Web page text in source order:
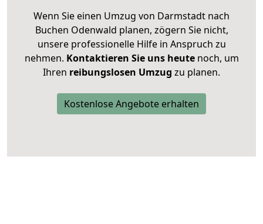
Wenn Sie einen Umzug von Darmstadt nach
Buchen Odenwald planen, zögern Sie nicht,
unsere professionelle Hilfe in Anspruch zu
nehmen. Kontaktieren Sie uns heutenoch, um
Ihren reibungslosen Umzug zu planen.
Kostenlose Angebote erhalten